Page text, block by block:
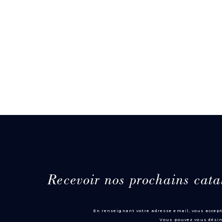
Recevoir nos prochains
En renseignant votre adresse email, vous
Vous pouvez vous